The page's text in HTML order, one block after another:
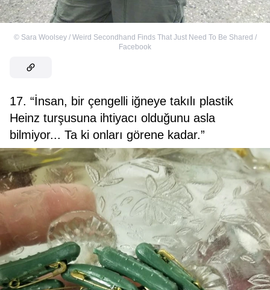
© Sara Woolsey‎ / Weird Secondhand Finds That Just Need To Be Shared /
Facebook
17. “İnsan, bir çengelli iğneye takılı plastik
Heinz turşusuna ihtiyacı olduğunu asla
bilmiyor... Ta ki onları görene kadar.”